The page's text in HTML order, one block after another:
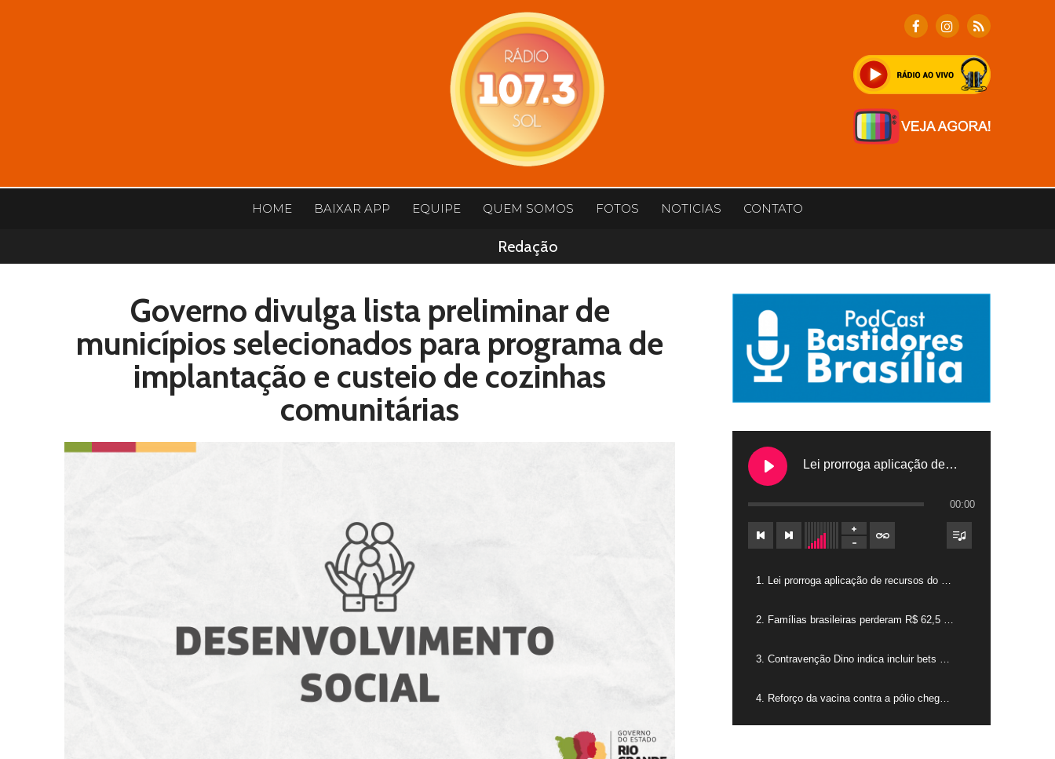
HOME BAIXAR APP EQUIPE QUEM SOMOS FOTOS NOTICIAS CONTATO
Redação
Governo divulga lista preliminar de
municípios selecionados para programa de
implantação e custeio de cozinhas
comunitárias
Lei prorroga aplicação de recursos do FGTS em hospitais filantrópicos
00:00